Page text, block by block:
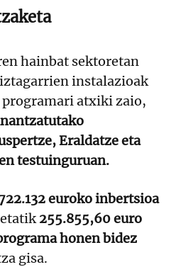
hainbat sektoretan
instalazioak
atxiki zaio,
Eraldatze eta
testuinguruan.
euroko inbertsioa
255.855,60 euro
honen bidez
gisa.